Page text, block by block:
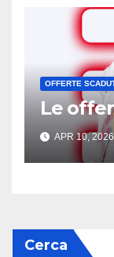
OFFERTE
Le
APR 10, 2026
Cerca